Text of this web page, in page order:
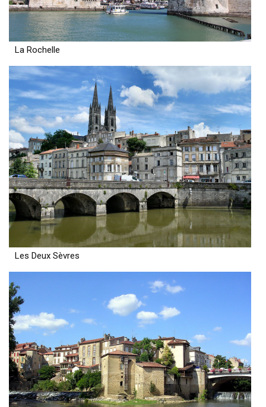
La Rochelle
Les Deux Sèvres